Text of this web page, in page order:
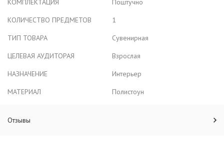
КОМПЛЕКТАЦИЯ
Поштучно
КОЛИЧЕСТВО ПРЕДМЕТОВ
1
ТИП ТОВАРА
Сувенирная
ЦЕЛЕВАЯ АУДИТОРАЯ
Взрослая
НАЗНАЧЕНИЕ
Интерьер
МАТЕРИАЛ
Полистоун
Отзывы